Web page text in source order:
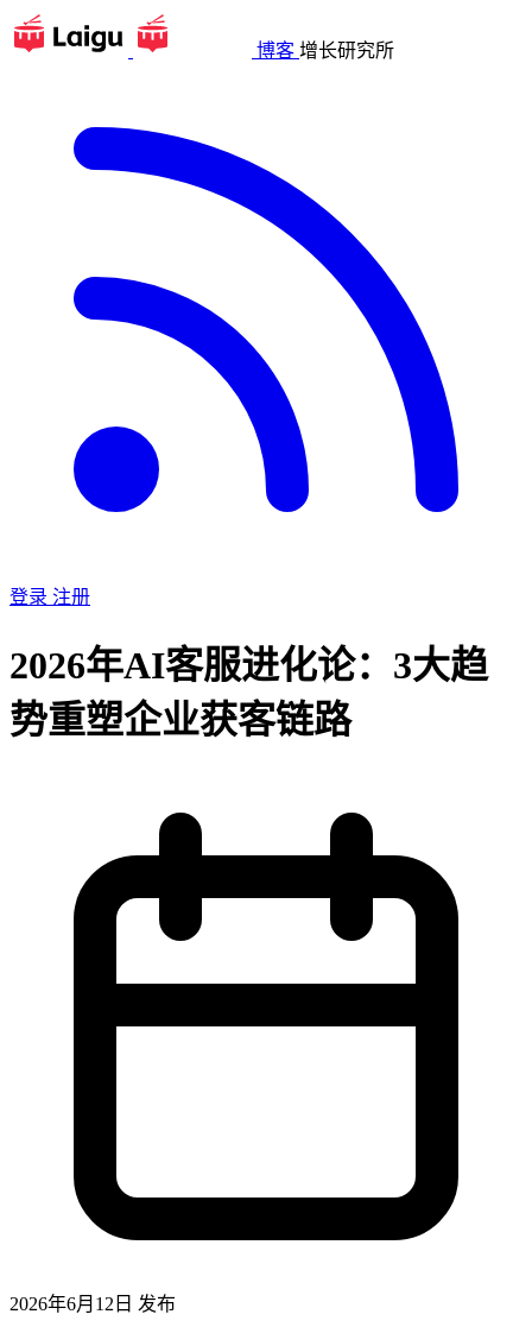
博客 增长研究所
登录 注册
2026年AI客服进化论：3大趋
势重塑企业获客链路
2026年6月12日 发布